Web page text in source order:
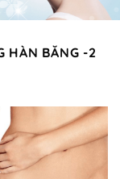
HÀN BĂNG -2